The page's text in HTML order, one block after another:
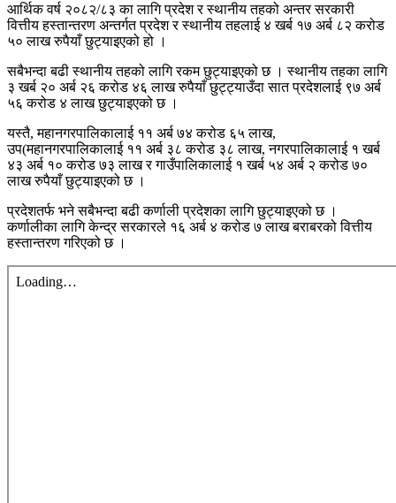
आर्थिक वर्ष २०८२/८३ का लागि प्रदेश र स्थानीय तहको अन्तर सरकारी
वित्तीय हस्तान्तरण अन्तर्गत प्रदेश र स्थानीय तहलाई ४ खर्ब १७ अर्ब ८२ करोड
५० लाख रुपैयाँ छुट्याइएको हो ।
सबैभन्दा बढी स्थानीय तहको लागि रकम छुट्याइएको छ । स्थानीय तहका लागि
३ खर्ब २० अर्ब २६ करोड ४६ लाख रुपैयाँ छुट्ट्याउँदा सात प्रदेशलाई ९७ अर्ब
५६ करोड ४ लाख छुट्याइएको छ ।
यस्तै, महानगरपालिकालाई ११ अर्ब ७४ करोड ६५ लाख,
उप(महानगरपालिकालाई ११ अर्ब ३८ करोड ३८ लाख, नगरपालिकालाई १ खर्ब
४३ अर्ब १० करोड ७३ लाख र गाउँपालिकालाई १ खर्ब ५४ अर्ब २ करोड ७०
लाख रुपैयाँ छुट्याइएको छ ।
प्रदेशतर्फ भने सबैभन्दा बढी कर्णाली प्रदेशका लागि छुट्याइएको छ ।
कर्णालीका लागि केन्द्र सरकारले १६ अर्ब ४ करोड ७ लाख बराबरको वित्तीय
हस्तान्तरण गरिएको छ ।